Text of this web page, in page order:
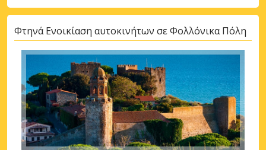
Φτηνά Ενοικίαση αυτοκινήτων σε Φολλόνικα Πόλη